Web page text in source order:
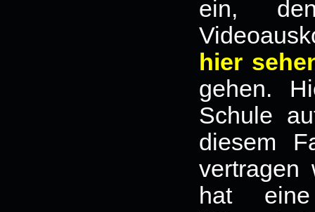
ein,
hier
gehen.
Schule
diesem
vertragen
hat